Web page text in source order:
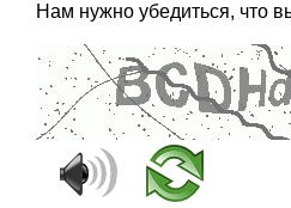
Нам нужно убедиться, что